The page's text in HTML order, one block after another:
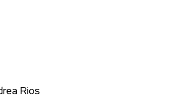
Rios